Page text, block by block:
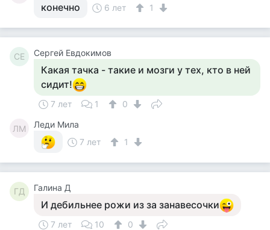
конечно 6 лет 1
СЕ Сергей Евдокимов
Какая тачка - такие и мозги у тех, кто в ней
сидит!
7 лет 1 0
ЛМ
Леди Мила
7 лет
1
ГД Галина Д
И дебильнее рожи из за занавесочки
7 лет 10
0